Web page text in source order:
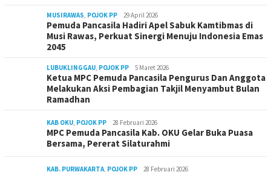
MUSIRAWAS, POJOK PP 29 April 2026
Pemuda Pancasila Hadiri Apel Sabuk Kamtibmas di
Musi Rawas, Perkuat Sinergi Menuju Indonesia Emas
2045
LUBUKLINGGAU, POJOK PP 5 Maret 2026
Ketua MPC Pemuda Pancasila Pengurus Dan Anggota
Melakukan Aksi Pembagian Takjil Menyambut Bulan
Ramadhan
KAB OKU, POJOK PP 28 Februari 2026
MPC Pemuda Pancasila Kab. OKU Gelar Buka Puasa
Bersama, Pererat Silaturahmi
KAB. PURWAKARTA, POJOK PP 28 Februari 2026